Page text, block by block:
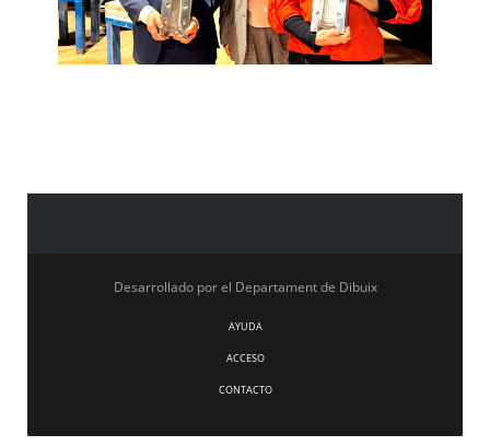
Desarrollado por el Departament de Dibuix
AYUDA
ACCESO
CONTACTO